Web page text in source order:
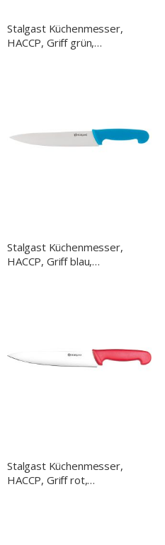
Stalgast Küchenmesser,
HACCP, Griff grün,
Stalgast Küchenmesser,
HACCP, Griff blau,
Stalgast Küchenmesser,
HACCP, Griff rot,